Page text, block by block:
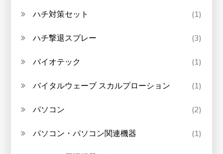
ハチ対策セット (1)
ハチ撃退スプレー (3)
バイオテック (1)
バイタルウェーブ スカルプローション (1)
パソコン (2)
パソコン・パソコン関連機器 (1)